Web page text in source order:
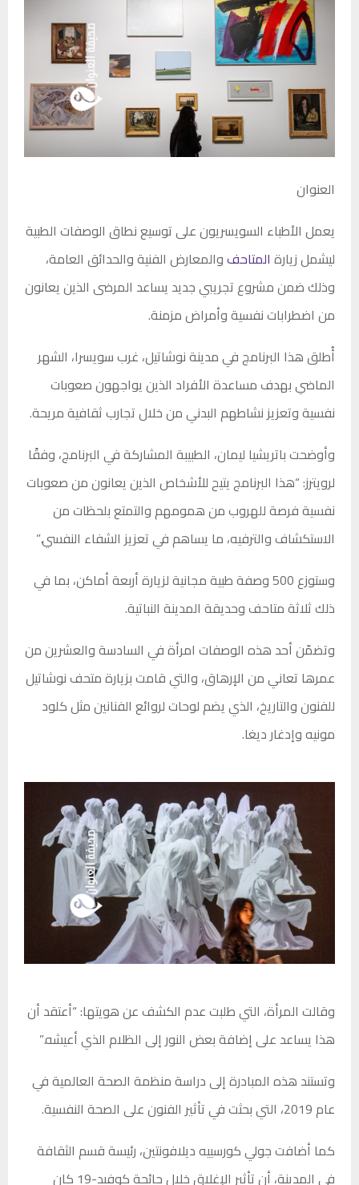
العنوان
يعمل الأطباء السويسريون على توسيع نطاق الوصفات الطبية
ليشمل زيارة المتاحفوالمعارض الفنية والحدائق العامة،
وذلك ضمن مشروع تجريبي جديد يساعد المرضى الذين يعانون
من اضطرابات نفسية وأمراض مزمنة.
أُطلق هذا البرنامج في مدينة نوشاتيل، غرب سويسرا، الشهر
الماضي بهدف مساعدة الأفراد الذين يواجهون صعوبات
نفسية وتعزيز نشاطهم البدني من خلال تجارب ثقافية مريحة.
وأوضحت باتريشيا ليمان، الطبيبة المشاركة في البرنامج، وفقًا
لرويترز: “هذا البرنامج يتيح للأشخاص الذين يعانون من صعوبات
نفسية فرصة للهروب من همومهم والتمتع بلحظات من
الاستكشاف والترفيه، ما يساهم في تعزيز الشفاء النفسي.”
وستوزع 500 وصفة طبية مجانية لزيارة أربعة أماكن، بما في
ذلك ثلاثة متاحف وحديقة المدينة النباتية.
وتضمّن أحد هذه الوصفات امرأة في السادسة والعشرين من
عمرها تعاني من الإرهاق، والتي قامت بزيارة متحف نوشاتيل
للفنون والتاريخ، الذي يضم لوحات لروائع الفنانين مثل كلود
مونيه وإدغار ديغا.
وقالت المرأة، التي طلبت عدم الكشف عن هويتها: “أعتقد أن
هذا يساعد على إضافة بعض النور إلى الظلام الذي أعيشه.”
وتستند هذه المبادرة إلى دراسة منظمة الصحة العالمية في
عام 2019، التي بحثت في تأثير الفنون على الصحة النفسية.
كما أضافت جولي كورسييه ديلافونتين، رئيسة قسم الثقافة
في المدينة، أن تأثير الإغلاق خلال جائحة كوفيد-19 كان